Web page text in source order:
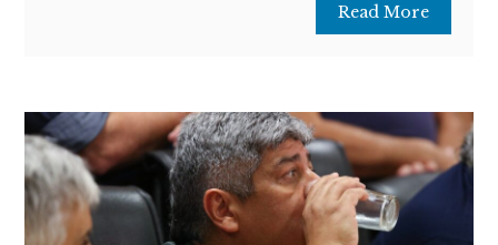
Read More